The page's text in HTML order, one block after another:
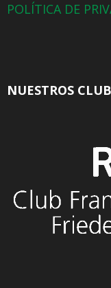
POLÍTICA DE
NUESTROS